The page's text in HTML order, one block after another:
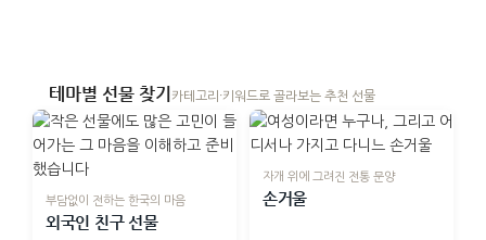
테마별 선물 찾기 카테고리·키워드로 골라보는 추천 선물
부담없이 전하는 한국의 마음
외국인 친구 선물
자개 위에 그려진 전통 문양
손거울